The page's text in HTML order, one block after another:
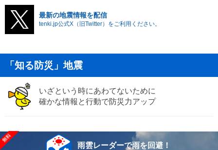
最新の地震情報を配信
tenki.jp公式X（旧Twitter）をご利用ください。
「知る防災」地震
いざという時にあわてないために
確かな情報と行動で防災力アップ
雨雲レーダーで雨を回避！